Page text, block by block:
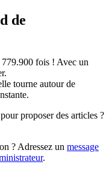
de
fois ! Avec un
tourne autour de
proposer des articles ?
? Adressez un message
.